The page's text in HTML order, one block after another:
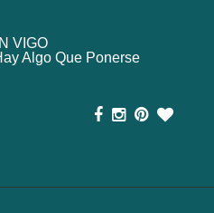
VIGO
Algo Que Ponerse